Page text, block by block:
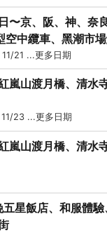
〜京、阪、神、奈
空中纜車、黑潮市
21 ...更多日期
嵐山渡月橋、清水
23 ...更多日期
嵐山渡月橋、清水
星飯店、和服體